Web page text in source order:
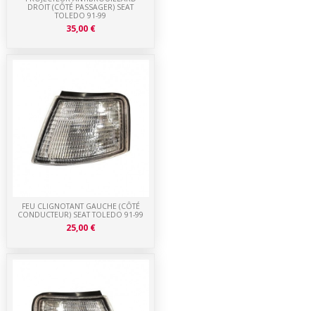
FEU CLIGNOTANT GAUCHE (CÔTÉ
CONDUCTEUR) SEAT TOLEDO 91-99
25,00 €
DROIT (CÔTÉ PASSAGER) SEAT
TOLEDO 91-99
35,00 €